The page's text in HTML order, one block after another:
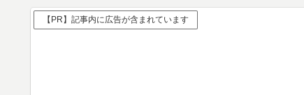
【PR】記事内に広告が含まれています